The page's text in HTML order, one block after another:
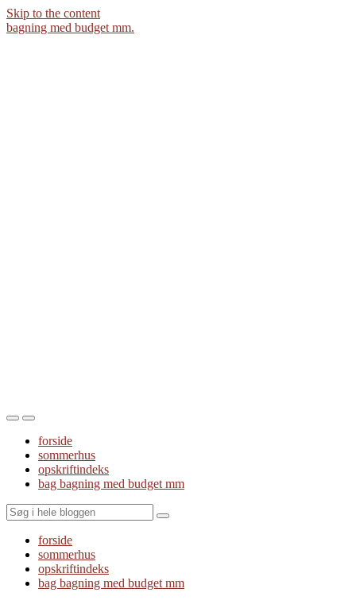
Skip to the content
bagning med budget mm.
Toggle
mobile
menu
Toggle
the
search
field
forside
sommerhus
opskriftindeks
bag bagning med budget mm
Search
forside
sommerhus
opskriftindeks
bag bagning med budget mm